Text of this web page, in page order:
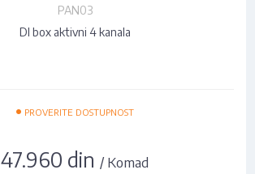
PAN03
DI box aktivni 4 kanala
• PROVERITE DOSTUPNOST
47.960 din/ Komad